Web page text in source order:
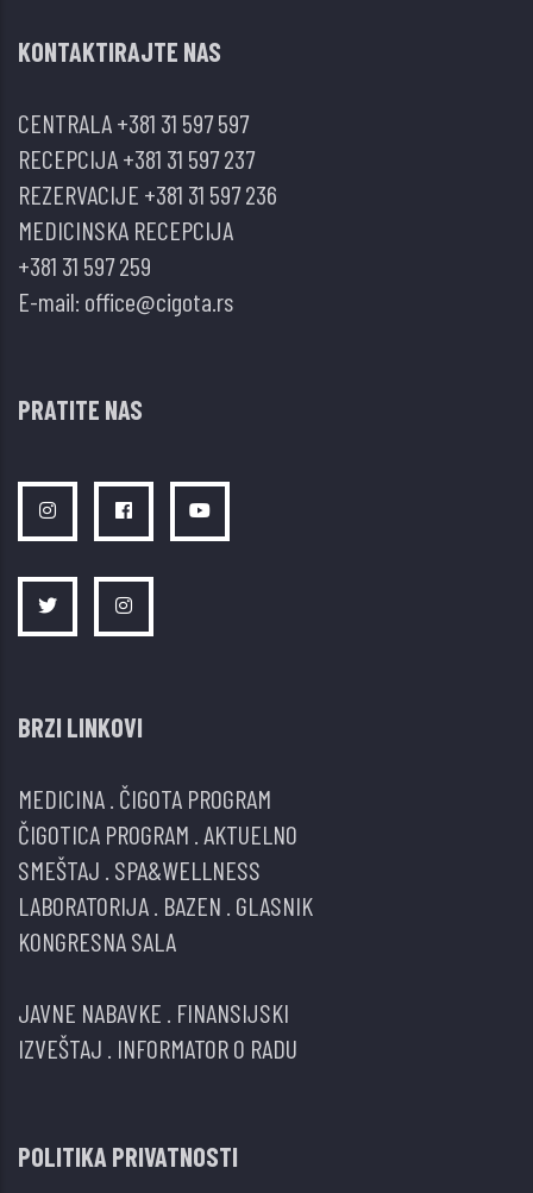
KONTAKTIRAJTE NAS
CENTRALA+381 31 597 597
RECEPCIJA+381 31 597 237
REZERVACIJE +381 31 597 236
MEDICINSKA RECEPCIJA
+381 31 597 259
E-mail: office@cigota.rs
PRATITE NAS
BRZI LINKOVI
MEDICINA ČIGOTA PROGRAM
ČIGOTICA PROGRAM AKTUELNO
SMEŠTAJ SPA&WELLNESS
LABORATORIJA BAZEN GLASNIK
KONGRESNA SALA
JAVNE NABAVKE FINANSIJSKI
IZVEŠTAJ INFORMATOR O RADU
POLITIKA PRIVATNOSTI